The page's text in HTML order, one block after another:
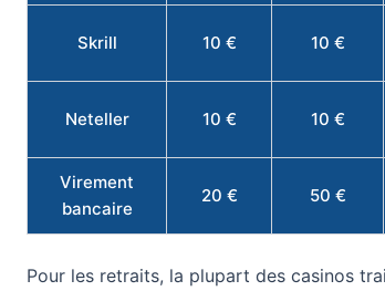
Skrill 10 € 10 €
Neteller 10 € 10 €
Virement
bancaire
20 € 50 €
Pour les retraits, la plupart des casinos